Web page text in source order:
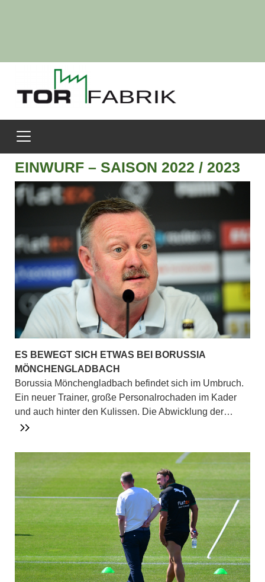
EINWURF – SAISON 2022 / 2023
ES BEWEGT SICH ETWAS BEI BORUSSIA
MÖNCHENGLADBACH
Borussia Mönchengladbach befindet sich im Umbruch.
Ein neuer Trainer, große Personalrochaden im Kader
und auch hinter den Kulissen. Die Abwicklung der…